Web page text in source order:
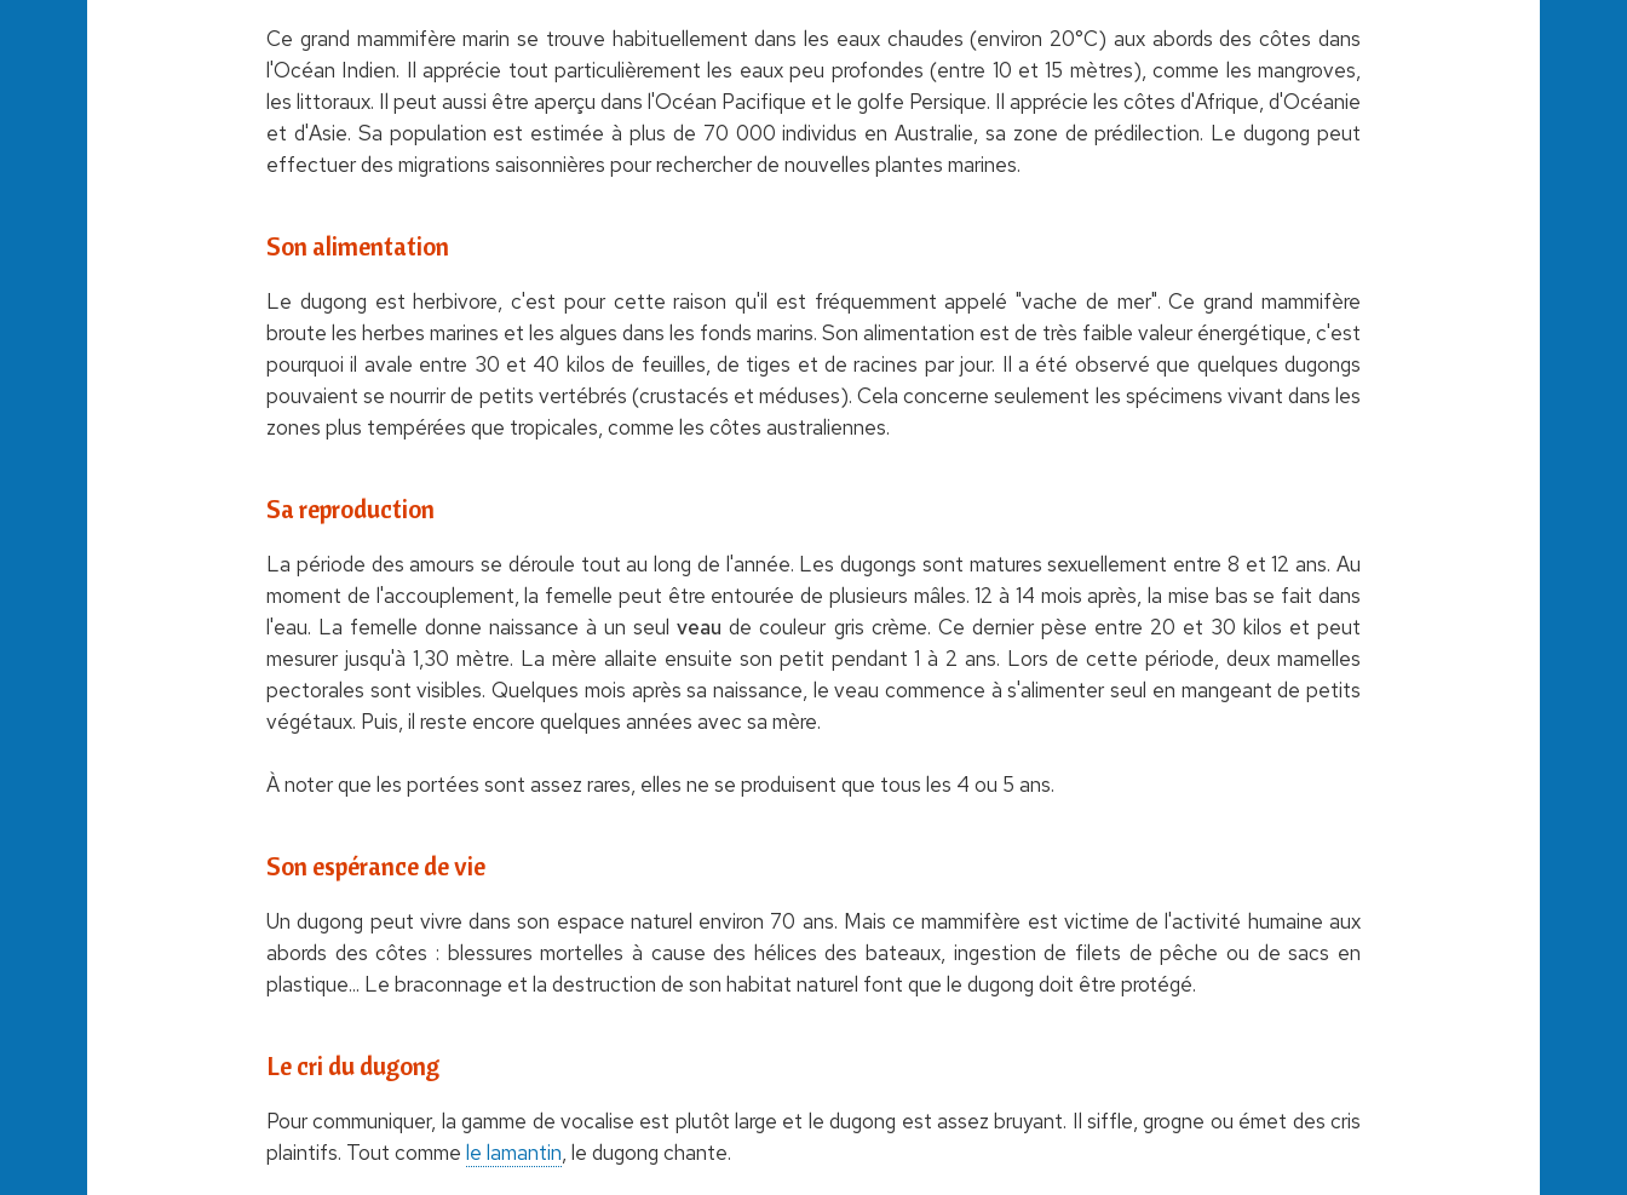
Ce grand mammifère marin se trouve habituellement dans les eaux chaudes (environ 20°C) aux abords des côtes dans
l'Océan Indien. Il apprécie tout particulièrement les eaux peu profondes (entre 10 et 15 mètres), comme les mangroves,
les littoraux. Il peut aussi être aperçu dans l'Océan Pacifique et le golfe Persique. Il apprécie les côtes d'Afrique, d'Océanie
et d'Asie. Sa population est estimée à plus de 70 000 individus en Australie, sa zone de prédilection. Le dugong peut
effectuer des migrations saisonnières pour rechercher de nouvelles plantes marines.
Son alimentation
Le dugong est herbivore, c'est pour cette raison qu'il est fréquemment appelé "vache de mer". Ce grand mammifère
broute les herbes marines et les algues dans les fonds marins. Son alimentation est de très faible valeur énergétique, c'est
pourquoi il avale entre 30 et 40 kilos de feuilles, de tiges et de racines par jour. Il a été observé que quelques dugongs
pouvaient se nourrir de petits vertébrés (crustacés et méduses). Cela concerne seulement les spécimens vivant dans les
zones plus tempérées que tropicales, comme les côtes australiennes.
Sa reproduction
La période des amours se déroule tout au long de l'année. Les dugongs sont matures sexuellement entre 8 et 12 ans. Au
moment de l'accouplement, la femelle peut être entourée de plusieurs mâles. 12 à 14 mois après, la mise bas se fait dans
l'eau. La femelle donne naissance à un seulveaude couleur gris crème. Ce dernier pèse entre 20 et 30 kilos et peut
mesurer jusqu'à 1,30 mètre. La mère allaite ensuite son petit pendant 1 à 2 ans. Lors de cette période, deux mamelles
pectorales sont visibles. Quelques mois après sa naissance, le veau commence à s'alimenter seul en mangeant de petits
végétaux. Puis, il reste encore quelques années avec sa mère.
À noter que les portées sont assez rares, elles ne se produisent que tous les 4 ou 5 ans.
Son espérance de vie
Un dugong peut vivre dans son espace naturel environ 70 ans. Mais ce mammifère est victime de l'activité humaine aux
abords des côtes : blessures mortelles à cause des hélices des bateaux, ingestion de filets de pêche ou de sacs en
plastique... Le braconnage et la destruction de son habitat naturel font que le dugong doit être protégé.
Le cri du dugong
Pour communiquer, la gamme de vocalise est plutôt large et le dugong est assez bruyant. Il siffle, grogne ou émet des cris
plaintifs. Tout comme le lamantin, le dugong chante.